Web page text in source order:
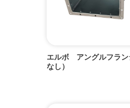
エルボ アングルフラン
なし）